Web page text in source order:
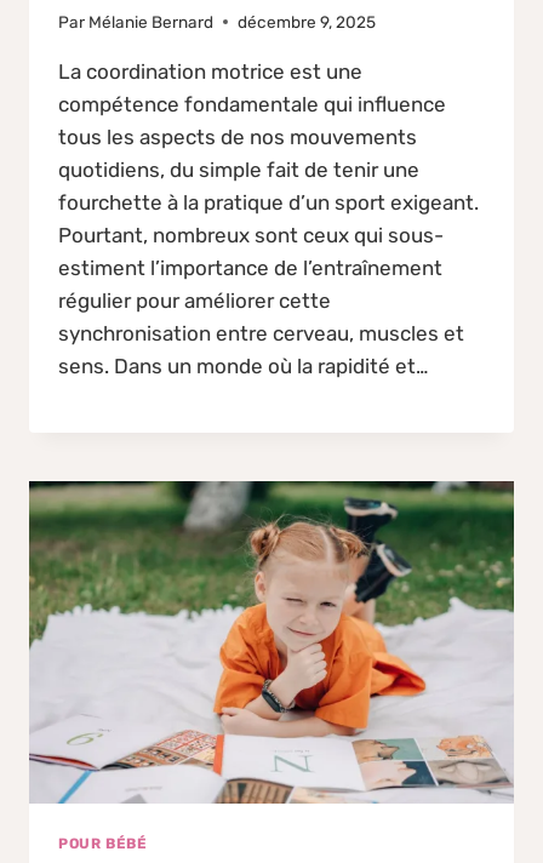
Par Mélanie Bernard décembre 9, 2025
La coordination motrice est une
compétence fondamentale qui influence
tous les aspects de nos mouvements
quotidiens, du simple fait de tenir une
fourchette à la pratique d’un sport exigeant.
Pourtant, nombreux sont ceux qui sous-
estiment l’importance de l’entraînement
régulier pour améliorer cette
synchronisation entre cerveau, muscles et
sens. Dans un monde où la rapidité et…
POUR BÉBÉ